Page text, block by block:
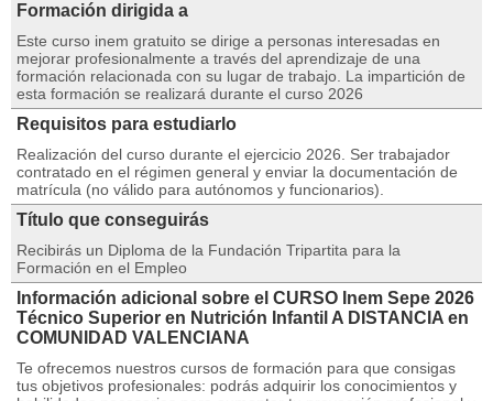
Formación dirigida a
Este curso inem gratuito se dirige a personas interesadas en
mejorar profesionalmente a través del aprendizaje de una
formación relacionada con su lugar de trabajo. La impartición de
esta formación se realizará durante el curso 2026
Requisitos para estudiarlo
Realización del curso durante el ejercicio 2026. Ser trabajador
contratado en el régimen general y enviar la documentación de
matrícula (no válido para autónomos y funcionarios).
Título que conseguirás
Recibirás un Diploma de la Fundación Tripartita para la
Formación en el Empleo
Información adicional sobre el CURSO Inem Sepe 2026
Técnico Superior en Nutrición Infantil A DISTANCIA en
COMUNIDAD VALENCIANA
Te ofrecemos nuestros cursos de formación para que consigas
tus objetivos profesionales: podrás adquirir los conocimientos y